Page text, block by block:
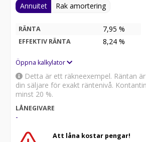
Annuitet Rak amortering
RÄNTA 7,95 %
EFFEKTIV RÄNTA 8,24 %
Öppna kalkylator
Detta är ett räkneexempel. Räntan
din säljare för exakt räntenivå.
minst 20 %.
LÅNEGIVARE
-
Att låna kostar pengar!